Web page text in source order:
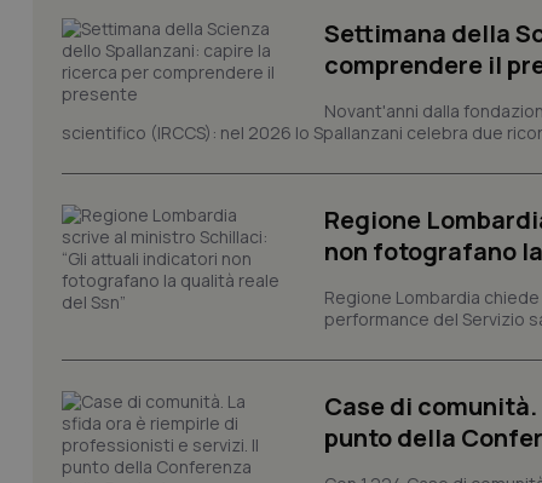
Settimana della
comprendere il
Novant'anni dalla
scientifico (IRCCS): nel 2026 lo Spallanzani celebra due
Regione
non fotografano
Regione Lombardia
performance del Servizio
Case di
punto della
I cookie necessari
Nome